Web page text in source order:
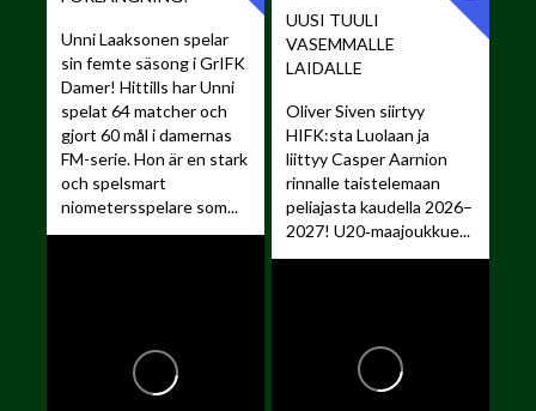
Unni Laaksonen spelar
sin femte säsong i GrIFK
Damer! Hittills har Unni
spelat 64 matcher och
gjort 60 mål i damernas
FM-serie. Hon är en stark
och spelsmart
niometersspelare som...
UUSI TUULI
VASEMMALLE
LAIDALLE ️
Oliver Siven siirtyy
HIFK:sta Luolaan ja
liittyy Casper Aarnion
rinnalle taistelemaan
peliajasta kaudella 2026–
2027! U20‑maajoukkue...